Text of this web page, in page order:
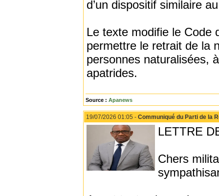
d’un dispositif similaire
Le texte modifie le Code
permettre le retrait de la
personnes naturalisées,
apatrides.
Source : Apanews
19/07/2026 01:05 - Communiqué du Parti de la
LETTRE
Chers